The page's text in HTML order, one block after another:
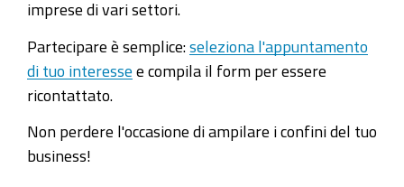
imprese di vari settori.
Partecipare è semplice: seleziona l'appuntamento
di tuo interesse e compila il form per essere
ricontattato.
Non perdere l'occasione di ampilare i confini del tuo
business!